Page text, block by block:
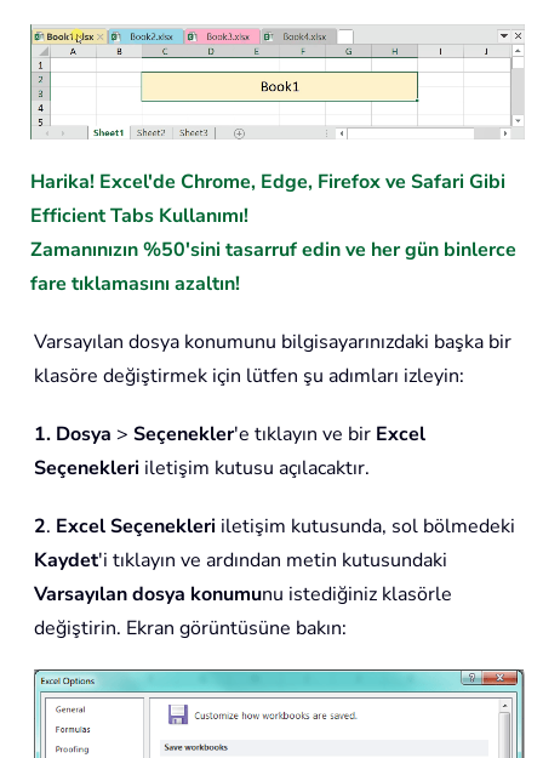
Harika! Excel'de Chrome, Edge, Firefox ve Safari Gibi
Efficient Tabs Kullanımı!
Zamanınızın %50'sini tasarruf edin ve her gün binlerce
fare tıklamasını azaltın!
Varsayılan dosya konumunu bilgisayarınızdaki başka bir
klasöre değiştirmek için lütfen şu adımları izleyin:
1. Dosya > Seçenekler'e tıklayın ve bir Excel
Seçenekleri iletişim kutusu açılacaktır.
2. Excel Seçenekleri iletişim kutusunda, sol bölmedeki
Kaydet'i tıklayın ve ardından metin kutusundaki
Varsayılan dosya konumunu istediğiniz klasörle
değiştirin. Ekran görüntüsüne bakın: